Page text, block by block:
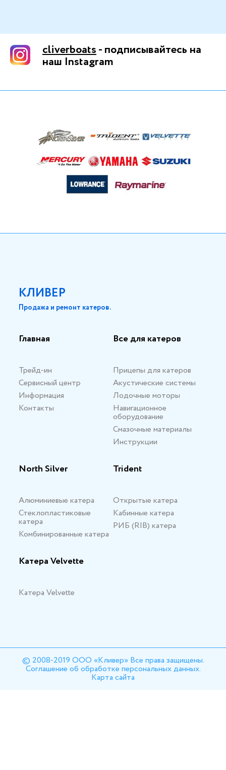
cliverboats- подписывайтесь на
наш Instagram
КЛИВЕР
Продажа и ремонт катеров.
Главная
Трейд-ин
Сервисный центр
Информация
Контакты
Все для катеров
Прицепы для катеров
Акустические системы
Лодочные моторы
Навигационное
оборудование
Смазочные материалы
Инструкции
North Silver
Алюминиевые катера
Стеклопластиковые
катера
Комбинированные катера
Trident
Открытые катера
Кабинные катера
РИБ (RIB) катера
Катера Velvette
Катера Velvette
© 2008-2019 ООО «Кливер» Все права защищены.
Соглашение об обработке персональных данных.
Карта сайта